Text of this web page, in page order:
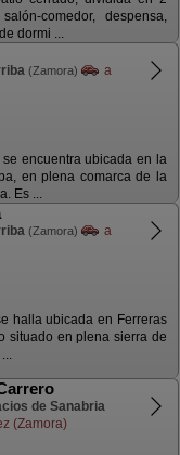
comedor, despensa,
dormi ...
(Zamora)
a
encuentra ubicada en la
en plena comarca de la
Es ...
(Zamora)
a
halla ubicada en Ferreras
situado en plena sierra de
de Sanabria
(Zamora)